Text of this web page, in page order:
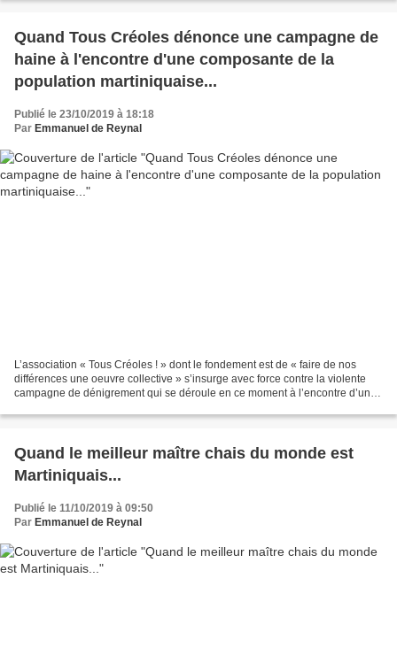
Quand Tous Créoles dénonce une campagne de
haine à l'encontre d'une composante de la
population martiniquaise...
Publié le 23/10/2019 à 18:18
Par Emmanuel de Reynal
L’association « Tous Créoles ! » dont le fondement est de « faire de nos
différences une oeuvre collective » s’insurge avec force contre la violente
campagne de dénigrement qui se déroule en ce moment à l’encontre d’une
Quand le meilleur maître chais du monde est
Martiniquais...
Publié le 11/10/2019 à 09:50
Par Emmanuel de Reynal